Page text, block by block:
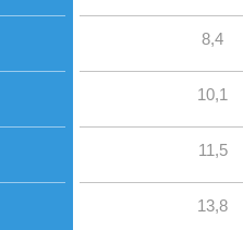
8,4
10,1
11,5
13,8